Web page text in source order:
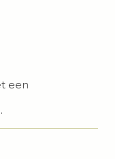
een